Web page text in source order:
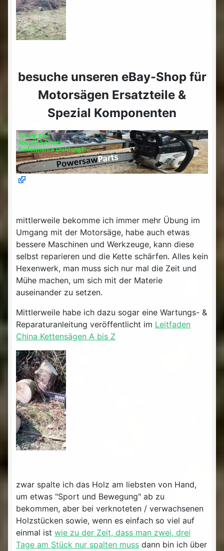
besuche unseren eBay-Shop für
Motorsägen Ersatzteile &
Spezial Komponenten
mittlerweile bekomme ich immer mehr Übung im
Umgang mit der Motorsäge, habe auch etwas
bessere Maschinen und Werkzeuge, kann diese
selbst reparieren und die Kette schärfen. Alles kein
Hexenwerk, man muss sich nur mal die Zeit und
Mühe machen, um sich mit der Materie
auseinander zu setzen.
Mittlerweile habe ich dazu sogar eine Wartungs- &
Reparaturanleitung veröffentlicht im Leitfaden
China Kettensägen A bis Z
zwar spalte ich das Holz am liebsten von Hand,
um etwas "Sport und Bewegung" ab zu
bekommen, aber bei verknoteten / verwachsenen
Holzstücken sowie, wenn es einfach so viel auf
einmal ist wie zu der Zeit, dass man zwei, drei
Tage am Stück nur spalten muss dann bin ich über